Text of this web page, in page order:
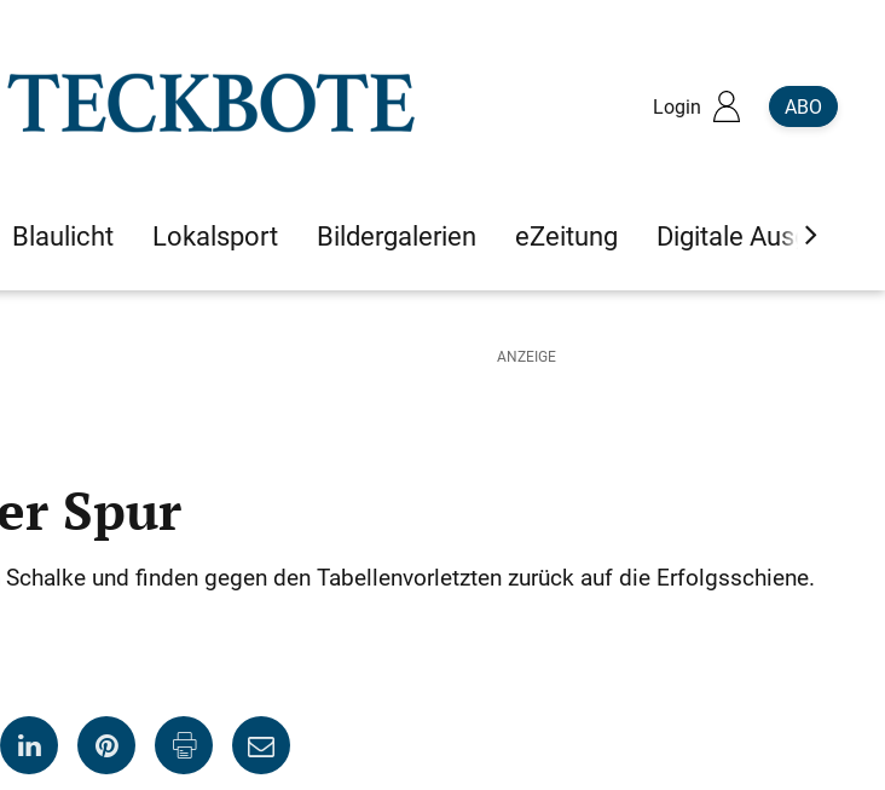
Login ABO
Blaulicht Lokalsport Bildergalerien eZeitung Digitale Ausgaben
Spur
und finden gegen den Tabellenvorletzten zurück auf die Erfolgsschiene.